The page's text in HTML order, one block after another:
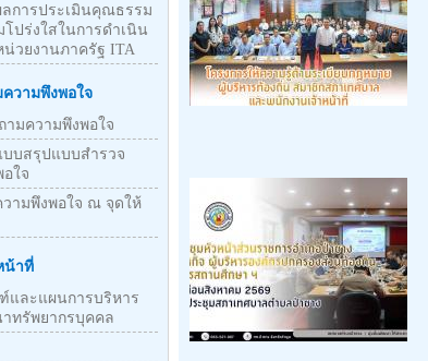
ลการประเมินคุณธรรม
โปร่งใสในการดำเนิน
น่วยงานภาครัฐ ITA
วามพึงพอใจ
ามความพึงพอใจ
บบสรุปแบบสำรวจ
ใจ
วามพึงพอใจ ณ จุดให้
น้าที่
และแผนการบริหาร
ทรัพยากรบุคคล